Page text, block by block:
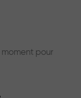
pour